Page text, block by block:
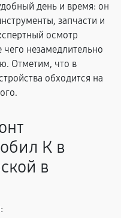
день и время: он
запчасти и
осмотр
незамедлительно
Отметим, что в
обходится на
К в
в